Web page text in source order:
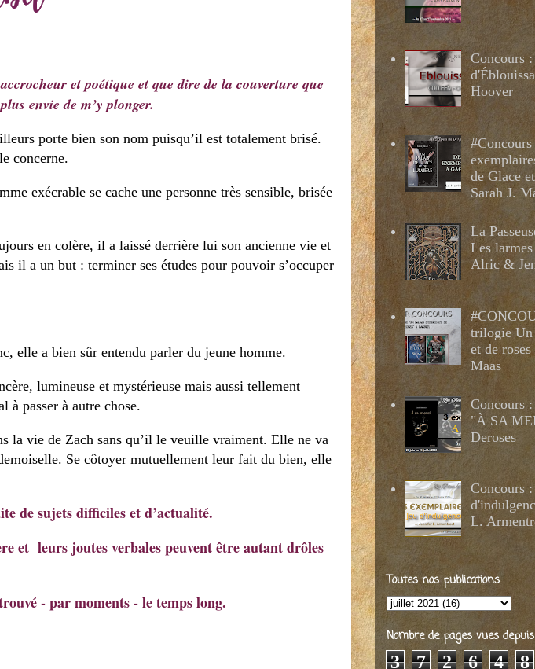
et poétique et que dire de la couverture que
envie de m’y plonger.
porte bien son nom puisqu’il est totalement brisé.
concerne.
exécrable se cache une personne très sensible, brisée
en colère, il a laissé derrière lui son ancienne vie et
il a un but : terminer ses études pour pouvoir s’occuper
elle a bien sûr entendu parler du jeune homme.
lumineuse et mystérieuse mais aussi tellement
à passer à autre chose.
la vie de Zach sans qu’il le veuille vraiment. Elle ne va
Se côtoyer mutuellement leur fait du bien, elle
de sujets difficiles et d’actualité.
et leurs joutes verbales peuvent être autant drôles
- par moments - le temps long.
Concours
Hoover
de Glace
Sarah J.
La
Les
Alric &
trilogie Un
et de
Maas
Concours
"À SA
Deroses
Concours :
L.
Toutes nos publications
Nombre de pages vues depuis
3 7 2 6 4 8